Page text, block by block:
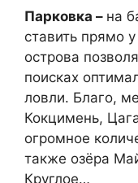
Парковка – на
ставить прямо
острова
поисках
ловли. Благо,
Кокцимень,
огромное
также озёра
Круглое…